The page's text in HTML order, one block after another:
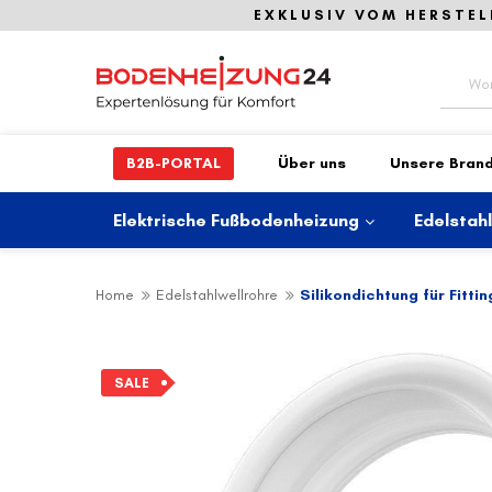
EXKLUSIV VOM
B2B-PORTAL Über uns Unsere
Elektrische Fußbodenheizung
Home Edelstahlwellrohre Silikondichtung für
Ende
der
SALE